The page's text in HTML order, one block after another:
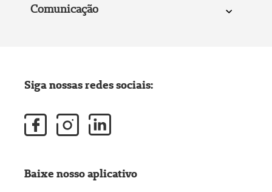
Comunicação
Siga nossas redes sociais:
Baixe nosso aplicativo